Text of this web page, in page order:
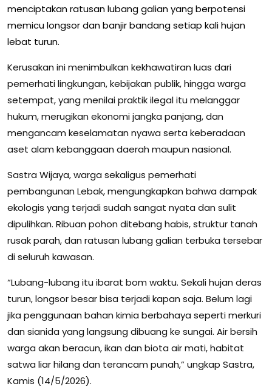
menciptakan ratusan lubang galian yang berpotensi
memicu longsor dan banjir bandang setiap kali hujan
lebat turun.
Kerusakan ini menimbulkan kekhawatiran luas dari
pemerhati lingkungan, kebijakan publik, hingga warga
setempat, yang menilai praktik ilegal itu melanggar
hukum, merugikan ekonomi jangka panjang, dan
mengancam keselamatan nyawa serta keberadaan
aset alam kebanggaan daerah maupun nasional.
Sastra Wijaya, warga sekaligus pemerhati
pembangunan Lebak, mengungkapkan bahwa dampak
ekologis yang terjadi sudah sangat nyata dan sulit
dipulihkan. Ribuan pohon ditebang habis, struktur tanah
rusak parah, dan ratusan lubang galian terbuka tersebar
di seluruh kawasan.
“Lubang-lubang itu ibarat bom waktu. Sekali hujan deras
turun, longsor besar bisa terjadi kapan saja. Belum lagi
jika penggunaan bahan kimia berbahaya seperti merkuri
dan sianida yang langsung dibuang ke sungai. Air bersih
warga akan beracun, ikan dan biota air mati, habitat
satwa liar hilang dan terancam punah,” ungkap Sastra,
Kamis (14/5/2026).